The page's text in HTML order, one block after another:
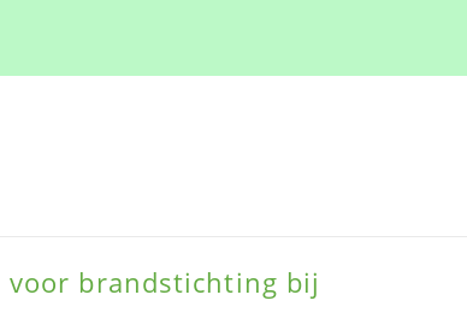
voor brandstichting bij